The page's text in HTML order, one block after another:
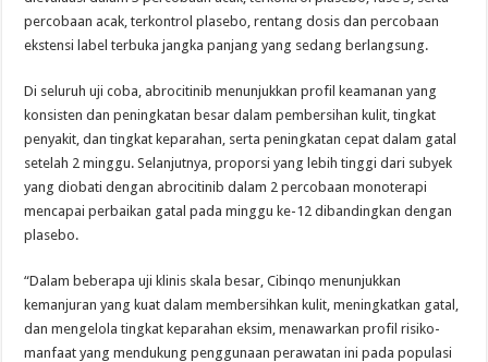
percobaan acak, terkontrol plasebo, rentang dosis dan percobaan
ekstensi label terbuka jangka panjang yang sedang berlangsung.
Di seluruh uji coba, abrocitinib menunjukkan profil keamanan yang
konsisten dan peningkatan besar dalam pembersihan kulit, tingkat
penyakit, dan tingkat keparahan, serta peningkatan cepat dalam gatal
setelah 2 minggu. Selanjutnya, proporsi yang lebih tinggi dari subyek
yang diobati dengan abrocitinib dalam 2 percobaan monoterapi
mencapai perbaikan gatal pada minggu ke-12 dibandingkan dengan
plasebo.
“Dalam beberapa uji klinis skala besar, Cibinqo menunjukkan
kemanjuran yang kuat dalam membersihkan kulit, meningkatkan gatal,
dan mengelola tingkat keparahan eksim, menawarkan profil risiko-
manfaat yang mendukung penggunaan perawatan ini pada populasi